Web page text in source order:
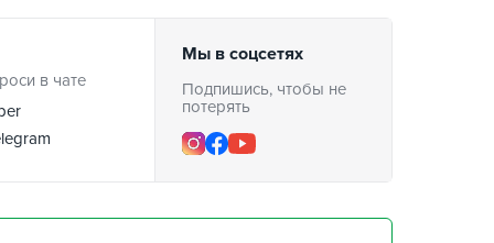
в чате
Мы в соцсетях
Подпишись, чтобы не
потерять